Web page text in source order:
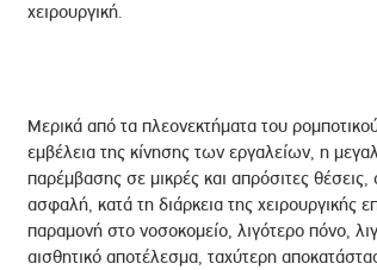
χειρουργική.
Μερικά από τα πλεονεκτήματα του
εμβέλεια της κίνησης των εργαλείων, η
παρέμβασης σε μικρές και απρόσιτες
ασφαλή, κατά τη διάρκεια της χειρουργικής
παραμονή στο νοσοκομείο, λιγότερο πόνο,
αισθητικό αποτέλεσμα, ταχύτερη